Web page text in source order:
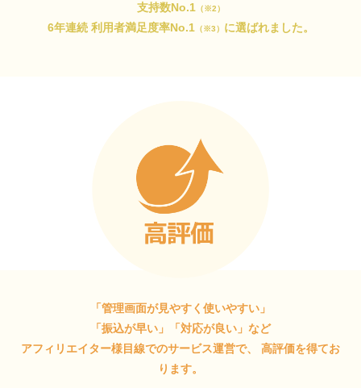
支持数No.1（※2）
6年連続 利用者満足度率No.1（※3） に選ばれました。
「管理画面が見やすく使いやすい」
「振込が早い」「対応が良い」など
アフィリエイター様目線でのサービス運営で、
高評価を得てお
ります。